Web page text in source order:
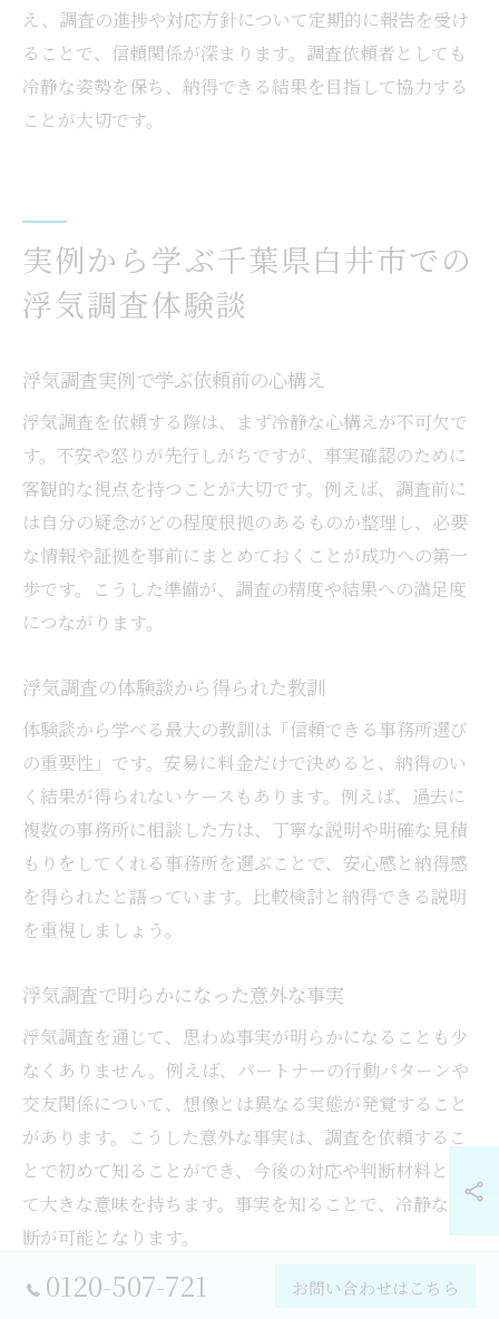
え、調査の進捗や対応方針について定期的に報告を受け
ることで、信頼関係が深まります。調査依頼者としても
冷静な姿勢を保ち、納得できる結果を目指して協力する
ことが大切です。
実例から学ぶ千葉県白井市での
浮気調査体験談
浮気調査実例で学ぶ依頼前の心構え
浮気調査を依頼する際は、まず冷静な心構えが不可欠で
す。不安や怒りが先行しがちですが、事実確認のために
客観的な視点を持つことが大切です。例えば、調査前に
は自分の疑念がどの程度根拠のあるものか整理し、必要
な情報や証拠を事前にまとめておくことが成功への第一
歩です。こうした準備が、調査の精度や結果への満足度
につながります。
浮気調査の体験談から得られた教訓
体験談から学べる最大の教訓は「信頼できる事務所選び
の重要性」です。安易に料金だけで決めると、納得のい
く結果が得られないケースもあります。例えば、過去に
複数の事務所に相談した方は、丁寧な説明や明確な見積
もりをしてくれる事務所を選ぶことで、安心感と納得感
を得られたと語っています。比較検討と納得できる説明
を重視しましょう。
浮気調査で明らかになった意外な事実
浮気調査を通じて、思わぬ事実が明らかになることも少
なくありません。例えば、パートナーの行動パターンや
交友関係について、想像とは異なる実態が発覚すること
があります。こうした意外な事実は、調査を依頼するこ
とで初めて知ることができ、今後の対応や判断材料とし
て大きな意味を持ちます。事実を知ることで、冷静な判
断が可能となります。
浮気調査依頼者の声と安心への道のり
0120-507-721 お問い合わせはこちら